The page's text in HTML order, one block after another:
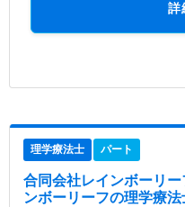
詳
理学療法士 パート
合同会社レインボーリ
ンボーリーフの理学療